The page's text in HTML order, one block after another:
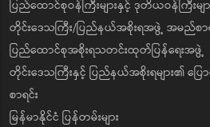
ပြည်ထောင်စုဝန်ကြီးများနှင့် ဒုတိယဝန်ကြီးမျာ
တိုင်းဒေသကြီး/ပြည်နယ်အစိုးရအဖွဲ့ အမည်စာ
ပြည်ထောင်စုအစိုးရသတင်းထုတ်ပြန်ရေးအဖွဲ့
တိုင်းဒေသကြီးနှင့် ပြည်နယ်အစိုးရများ၏ ပြေ
စာရင်း
မြန်မာနိုင်ငံ ပြန်တမ်းများ